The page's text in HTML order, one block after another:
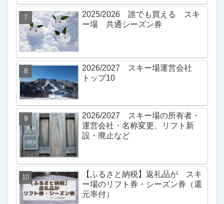
2025/2026 誰でも買える スキ
ー場 共通シーズン券
2026/2027 スキー場運営会社
トップ10
2026/2027 スキー場の所有者・
運営会社・名称変更、リフト新
設・廃止など
【ふるさと納税】返礼品が スキ
ー場のリフト券・シーズン券（還
元率付）